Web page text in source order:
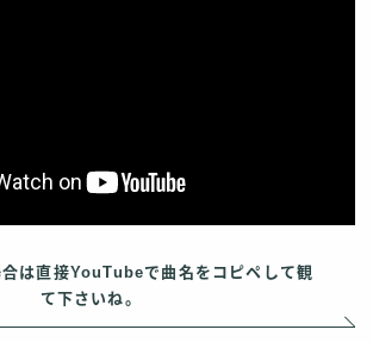
は直接YouTubeで曲名をコピペして観
て下さいね。